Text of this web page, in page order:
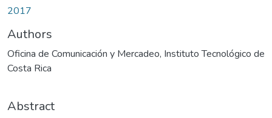
2017
Authors
Oficina de Comunicación y Mercadeo, Instituto Tecnológico de
Costa Rica
Abstract